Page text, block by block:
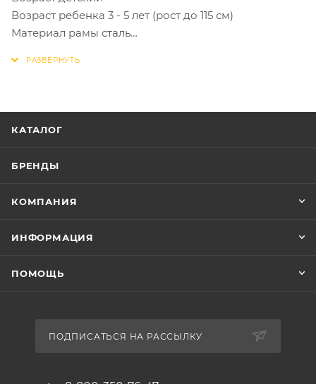
Возраст ребенка 3 - 5 лет (рост до 115 см)
Материал рамы сталь
Количество скоростей 1
Количество звезд системы 1
Защитная накладка на руле есть
Комплектация багажник, крылья
КАТАЛОГ
БРЕНДЫ
КОМПАНИЯ
ИНФОРМАЦИЯ
ПОМОЩЬ
ПОДПИСАТЬСЯ НА РАССЫЛКУ